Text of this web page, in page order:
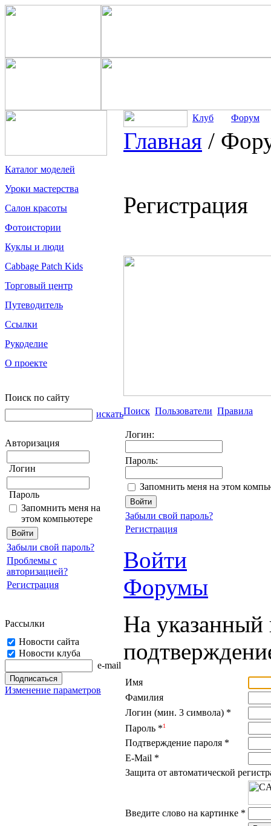
Каталог моделей
Уроки мастерства
Салон красоты
Фотоистории
Куклы и люди
Cabbage Patch Kids
Торговый центр
Путеводитель
Ссылки
Рукоделие
О проекте
Поиск по сайту
искать
Авторизация
Логин
Пароль
Запомнить меня на
этом компьютере
Забыли свой пароль?
Проблемы с
авторизацией?
Регистрация
Рассылки
Новости сайта
Новости клуба
e-mail
Изменение параметров
Клуб Форум
Главная /
Регистрация
Поиск Пользователи Правила
Логин:
Пароль:
Запомнить меня на этом
Забыли свой пароль?
Регистрация
Войти
Форумы
На указанный
Имя
Фамилия
Логин (мин. 3 символа) *
Пароль *1
Подтверждение пароля *
E-Mail *
Защита от автоматической
Введите слово на картинке *